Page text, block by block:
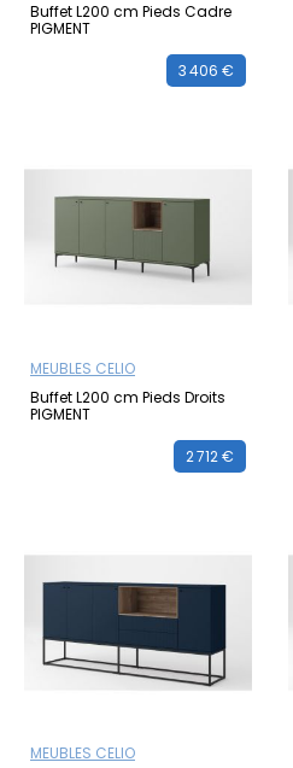
Buffet L200 cm Pieds Cadre
PIGMENT
3 406 €
MEUBLES CELIO
Buffet L200 cm Pieds Droits
PIGMENT
2 712 €
MEUBLES CELIO